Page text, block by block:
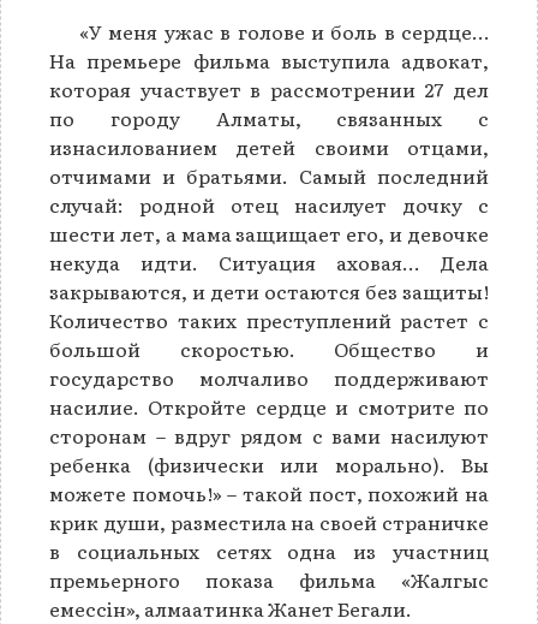
«У меня ужас в голове и боль в сердце…
На премьере фильма выступила адвокат,
которая участвует в рассмотрении 27 дел
по городу Алматы, связанных с
изнасилованием детей своими отцами,
отчимами и братьями. Самый последний
случай: родной отец насилует дочку с
шести лет, а мама защищает его, и девочке
некуда идти. Ситуация аховая… Дела
закрываются, и дети остаются без защиты!
Количество таких преступлений растет с
большой скоростью. Общество и
государство молчаливо поддерживают
насилие. Откройте сердце и смотрите по
сторонам – вдруг рядом с вами насилуют
ребенка (физически или морально). Вы
можете помочь!» – такой пост, похожий на
крик души, разместила на своей страничке
в социальных сетях одна из участниц
премьерного показа фильма «Жалгыс
емессiн», алмаатинка Жанет Бегали.